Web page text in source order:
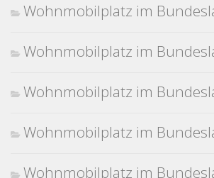
Wohnmobilplatz im
Wohnmobilplatz im
Wohnmobilplatz im
Wohnmobilplatz im
Wohnmobilplatz im